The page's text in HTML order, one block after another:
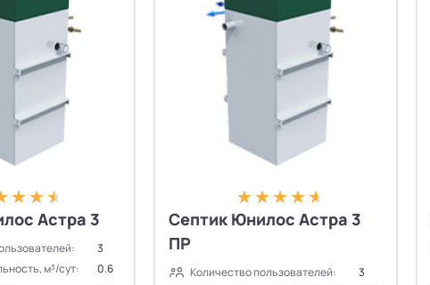
Астра 3
3
м³/сут:
0.6
Септик Юнилос Астра 3
ПР
Количество пользователей:
3